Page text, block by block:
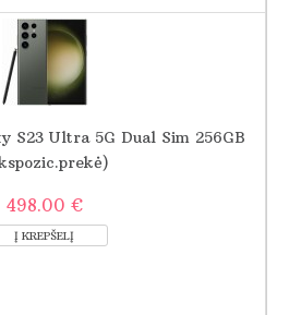
S23 Ultra 5G Dual Sim 256GB
498.00 €